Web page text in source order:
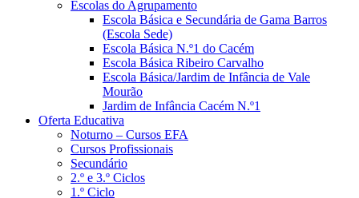
Escolas do Agrupamento
Escola Básica e Secundária de Gama Barros
(Escola Sede)
Escola Básica N.º1 do Cacém
Escola Básica Ribeiro Carvalho
Escola Básica/Jardim de Infância de Vale
Mourão
Jardim de Infância Cacém N.º1
Oferta Educativa
Noturno – Cursos EFA
Cursos Profissionais
Secundário
2.º e 3.º Ciclos
1.º Ciclo